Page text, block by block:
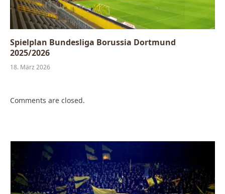
Spielplan Bundesliga Borussia Dortmund
2025/2026
18. März 2026
Comments are closed.